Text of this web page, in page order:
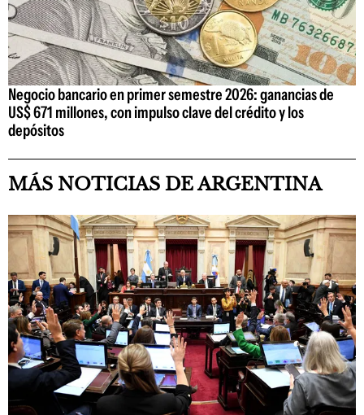
Negocio bancario en primer semestre 2026: ganancias de
US$ 671 millones, con impulso clave del crédito y los
depósitos
MÁS NOTICIAS DE ARGENTINA